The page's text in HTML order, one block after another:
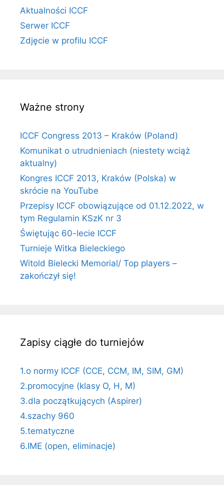
Aktualności ICCF
Serwer ICCF
Zdjęcie w profilu ICCF
Ważne strony
ICCF Congress 2013 – Kraków (Poland)
Komunikat o utrudnieniach (niestety wciąż
aktualny)
Kongres ICCF 2013, Kraków (Polska) w
skrócie na YouTube
Przepisy ICCF obowiązujące od 01.12.2022, w
tym Regulamin KSzK nr 3
Świętując 60-lecie ICCF
Turnieje Witka Bieleckiego
Witold Bielecki Memorial/ Top players –
zakończył się!
Zapisy ciągłe do turniejów
1.o normy ICCF (CCE, CCM, IM, SIM, GM)
2.promocyjne (klasy O, H, M)
3.dla początkujących (Aspirer)
4.szachy 960
5.tematyczne
6.IME (open, eliminacje)